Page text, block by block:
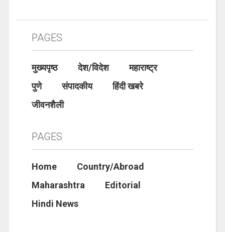
PAGES
मुख्यपृष्ठ देश/विदेश
महाराष्ट्र
पुणे
संपादकीय
हिंदी खबरे
जीवनशैली
PAGES
Home
Country/Abroad
Maharashtra
Editorial
Hindi News